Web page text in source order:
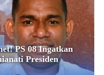
PS 08 Ingatkan
Presiden